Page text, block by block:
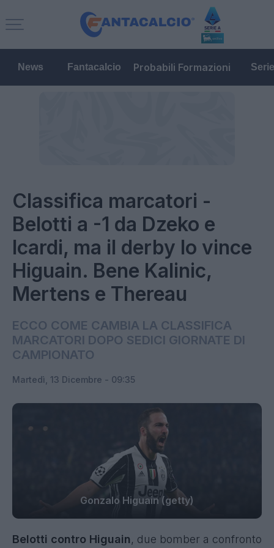
News Fantacalcio Probabili Formazioni
Classifica marcatori -
Belotti a -1 da Dzeko e
Icardi, ma il derby lo vince
Higuain. Bene Kalinic,
Mertens e Thereau
ECCO COME CAMBIA LA CLASSIFICA
MARCATORI DOPO SEDICI GIORNATE DI
CAMPIONATO
Martedì, 13 Dicembre - 09:35
Gonzalo Higuain (getty)
Belotti contro Higuain, due bomber a confronto